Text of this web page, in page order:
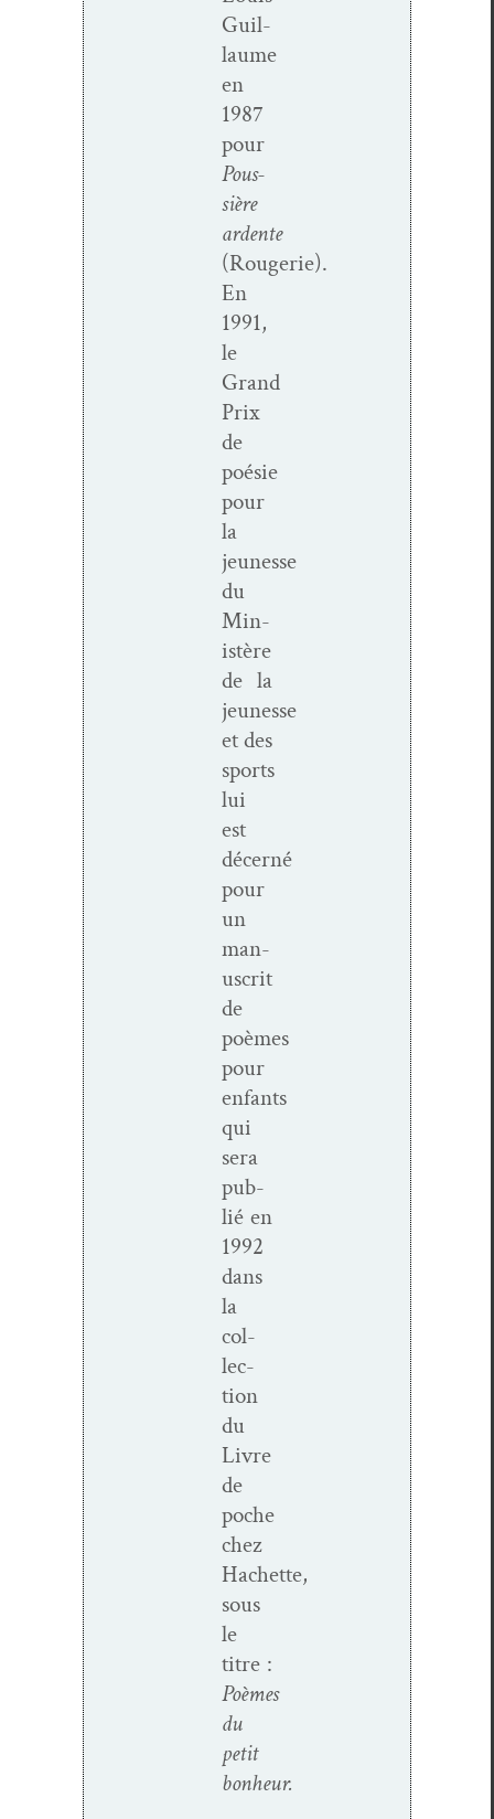
Guil­
laume
en
1987
pour
Pous­
sière
ardente
(Rougerie).
En
1991,
le
Grand
Prix
de
poésie
pour
la
jeunesse
du
Min­
istère
de la
jeunesse
et des
sports
lui
est
décerné
pour
un
man­
u­scrit
de
poèmes
pour
enfants
qui
sera
pub­
lié en
1992
dans
la
col­
lec­
tion
du
Livre
de
poche
chez
Hachette,
sous
le
titre :
Poèmes
du
petit
bonheur.